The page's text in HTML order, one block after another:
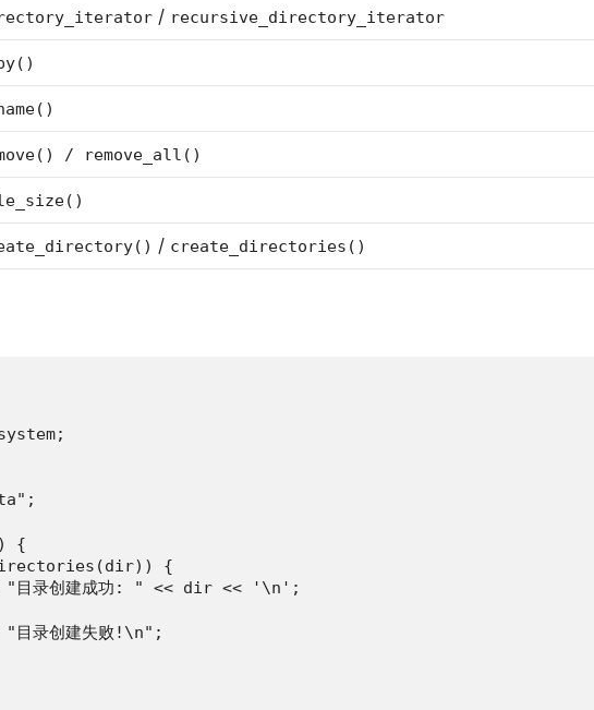
/ recursive_directory_iterator
/ remove_all()
/ create_directories()
{
{
录创建成功: " << dir << '\n';
录创建失败!\n";